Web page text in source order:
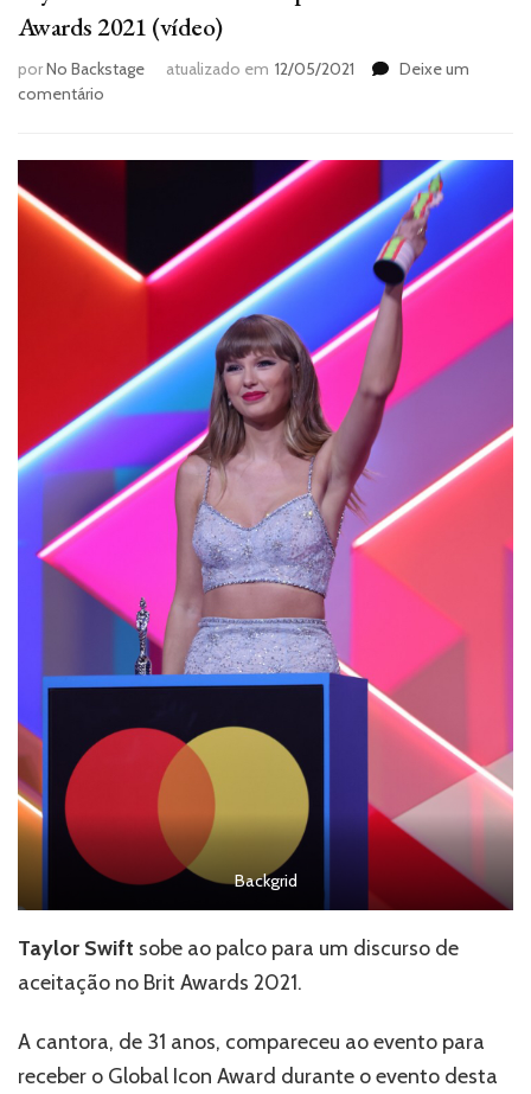
Awards 2021 (vídeo)
porNo Backstage atualizado em 12/05/2021
Deixe um
comentário
faz
no
Brit
Awards
Backgrid
Taylor Swift sobe ao palco para um discurso de
aceitação no Brit Awards 2021.
A cantora, de 31 anos, compareceu ao evento para
receber o Global Icon Award durante o evento desta